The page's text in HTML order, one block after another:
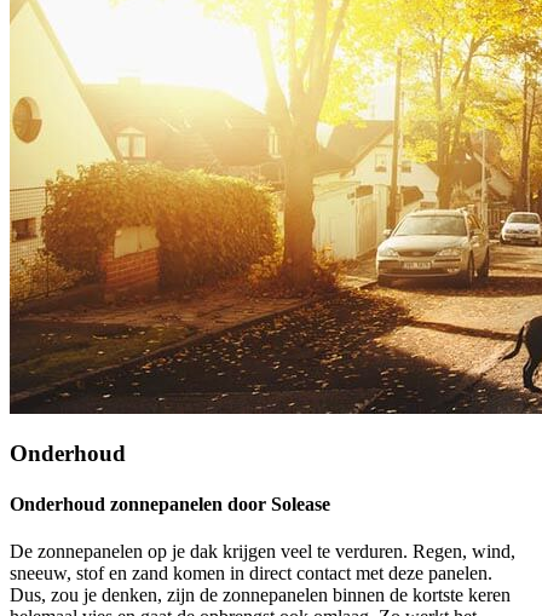
Onderhoud
Onderhoud zonnepanelen door Solease
De zonnepanelen op je dak krijgen veel te verduren. Regen, wind,
sneeuw, stof en zand komen in direct contact met deze panelen.
Dus, zou je denken, zijn de zonnepanelen binnen de kortste keren